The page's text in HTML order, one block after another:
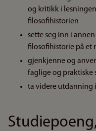
og kritikk i
filosofihistorien
sette seg inn i
filosofihistorie på et
gjenkjenne og
faglige og praktiske
ta videre utdanning